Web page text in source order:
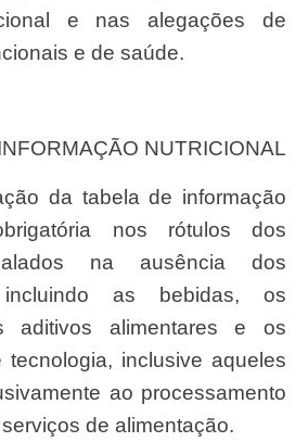
e nas alegações de
e de saúde.
INFORMAÇÃO NUTRICIONAL
nos rótulos dos
na ausência dos
incluindo as bebidas, os
aditivos alimentares e os
tecnologia, inclusive aqueles
ao processamento
de alimentação.